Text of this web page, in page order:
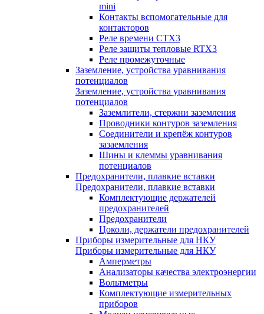
mini
Контакты вспомогательные для
контакторов
Реле времени CTX3
Реле защиты тепловые RTX3
Реле промежуточные
Заземление, устройства уравнивания
потенциалов
Заземление, устройства уравнивания
потенциалов
Заземлители, стержни заземления
Проводники контуров заземления
Соединители и крепёж контуров
зазаемления
Шины и клеммы уравнивания
потенциалов
Предохранители, плавкие вставки
Предохранители, плавкие вставки
Комплектующие держателей
предохранителей
Предохранители
Цоколи, держатели предохранителей
Приборы измерительные для НКУ
Приборы измерительные для НКУ
Амперметры
Анализаторы качества электроэнергии
Вольтметры
Комплектующие измерительных
приборов